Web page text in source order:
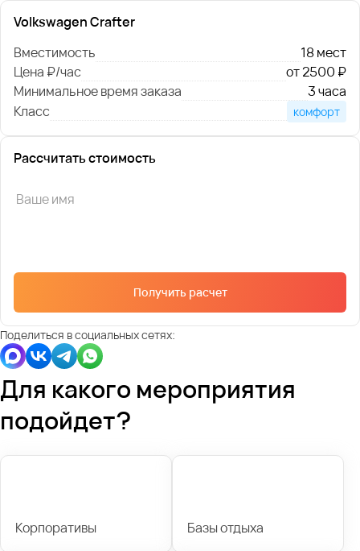
Volkswagen Crafter
Вместимость
18 мест
Цена ₽/час
от 2500 ₽
Минимальное время заказа
3 часа
Класс
комфорт
Рассчитать стоимость
Получить расчет
Поделиться в социальных сетях:
Для какого мероприятия
подойдет?
Корпоративы Базы отдыха